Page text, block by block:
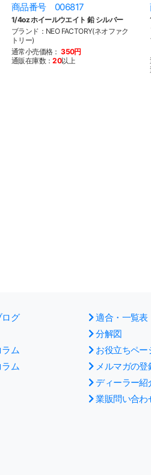
商品番号 006817
1/4oz ホイールウエイト 鉛 シルバー
ブランド：NEO FACTORY(ネオファク
トリー)
通常小売価格： 350円
通販在庫数：20以上
グ
ム
ム
適合・一覧表
分解図
お役立ちペー
メルマガの登
ディーラー紹
業販問い合わ